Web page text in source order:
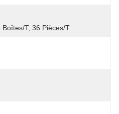
Boîtes/t, 36 Pièces/t